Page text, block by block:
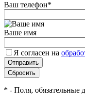
Ваш телефон*
Ваше имя
Я согласен на
* - Поля, обязательные